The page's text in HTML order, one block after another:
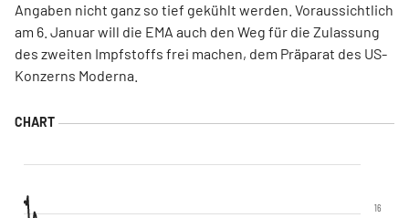
Angaben nicht ganz so tief gekühlt werden. Voraussichtlich
am 6. Januar will die EMA auch den Weg für die Zulassung
des zweiten Impfstoffs frei machen, dem Präparat des US-
Konzerns Moderna.
16